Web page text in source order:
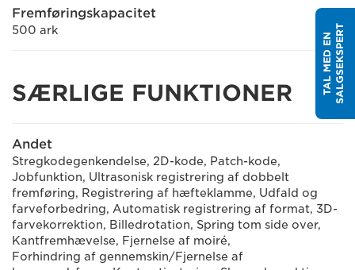
Fremføringskapacitet
500 ark
SÆRLIGE FUNKTIONER
Andet
Stregkodegenkendelse, 2D-kode, Patch-kode,
Jobfunktion, Ultrasonisk registrering af dobbelt
fremføring, Registrering af hæfteklamme, Udfald og
farveforbedring, Automatisk registrering af format, 3D-
farvekorrektion, Billedrotation, Spring tom side over,
Kantfremhævelse, Fjernelse af moiré,
Forhindring af gennemskin/Fjernelse af
T
A
L
M
E
D
E
N
S
A
L
G
S
E
K
S
P
E
RT